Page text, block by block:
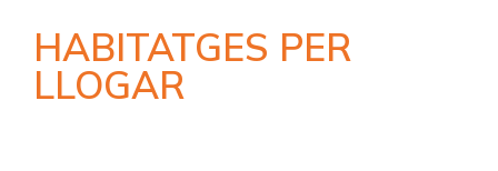
HABITATGES PER
LLOGAR